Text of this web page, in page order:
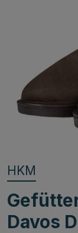
HKM
Davos